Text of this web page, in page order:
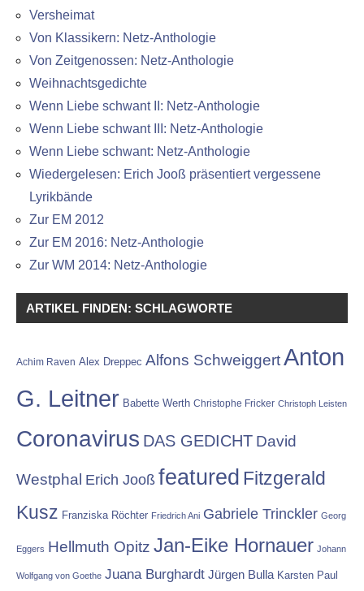
Versheimat
Von Klassikern: Netz-Anthologie
Von Zeitgenossen: Netz-Anthologie
Weihnachtsgedichte
Wenn Liebe schwant II: Netz-Anthologie
Wenn Liebe schwant III: Netz-Anthologie
Wenn Liebe schwant: Netz-Anthologie
Wiedergelesen: Erich Jooß präsentiert vergessene
Lyrikbände
Zur EM 2012
Zur EM 2016: Netz-Anthologie
Zur WM 2014: Netz-Anthologie
ARTIKEL FINDEN: SCHLAGWORTE
Achim Raven Alex Dreppec Alfons SchweiggertAnton
G. Leitner Babette Werth Christophe Fricker Christoph Leisten
Coronavirus DAS GEDICHT David
Westphal Erich Jooß featured Fitzgerald
Kusz Franziska Röchter Friedrich Ani Gabriele Trinckler Georg
Eggers Hellmuth Opitz Jan-Eike Hornauer Johann
Wolfgang von Goethe Juana Burghardt Jürgen Bulla Karsten Paul